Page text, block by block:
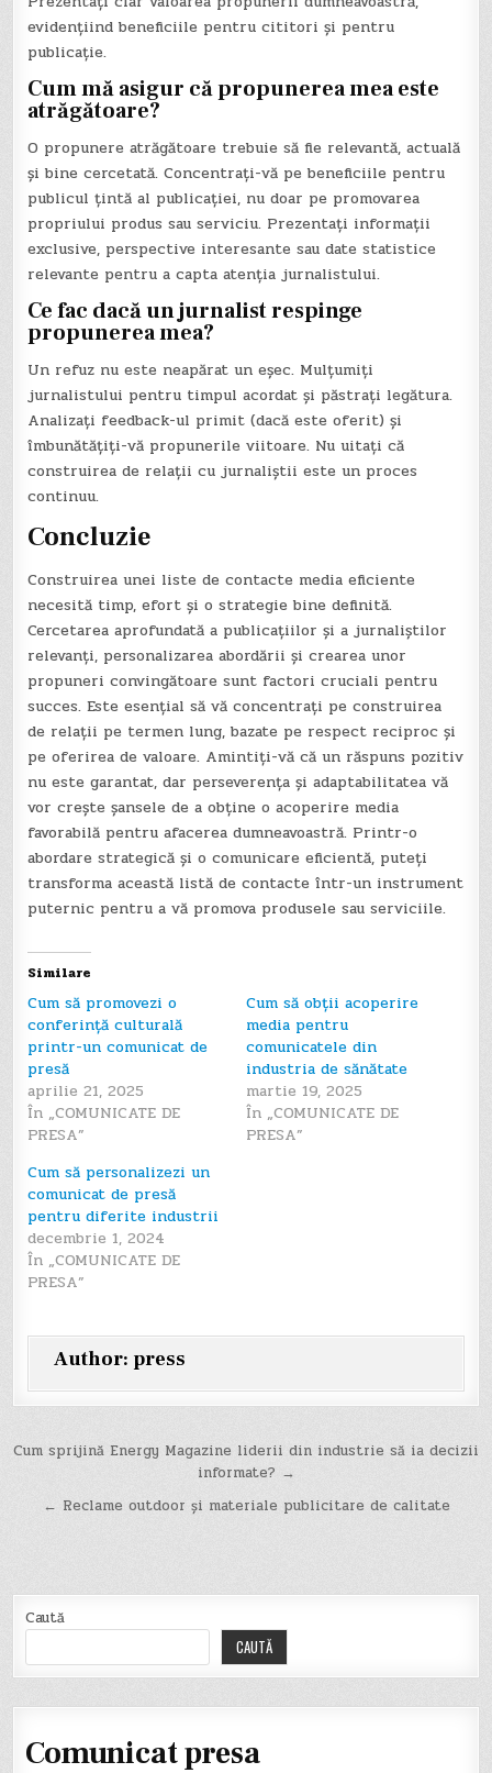
evidențiind beneficiile pentru cititori și pentru
publicație.
Cum mă asigur că propunerea mea este
atrăgătoare?
O propunere atrăgătoare trebuie să fie relevantă, actuală
și bine cercetată. Concentrați-vă pe beneficiile pentru
publicul țintă al publicației, nu doar pe promovarea
propriului produs sau serviciu. Prezentați informații
exclusive, perspective interesante sau date statistice
relevante pentru a capta atenția jurnalistului.
Ce fac dacă un jurnalist respinge
propunerea mea?
Un refuz nu este neapărat un eșec. Mulțumiți
jurnalistului pentru timpul acordat și păstrați legătura.
Analizați feedback-ul primit (dacă este oferit) și
îmbunătățiți-vă propunerile viitoare. Nu uitați că
construirea de relații cu jurnaliștii este un proces
continuu.
Concluzie
Construirea unei liste de contacte media eficiente
necesită timp, efort și o strategie bine definită.
Cercetarea aprofundată a publicațiilor și a jurnaliștilor
relevanți, personalizarea abordării și crearea unor
propuneri convingătoare sunt factori cruciali pentru
succes. Este esențial să vă concentrați pe construirea
de relații pe termen lung, bazate pe respect reciproc și
pe oferirea de valoare. Amintiți-vă că un răspuns pozitiv
nu este garantat, dar perseverența și adaptabilitatea vă
vor crește șansele de a obține o acoperire media
favorabilă pentru afacerea dumneavoastră. Printr-o
abordare strategică și o comunicare eficientă, puteți
transforma această listă de contacte într-un instrument
puternic pentru a vă promova produsele sau serviciile.
Similare
Cum să promovezi o
conferință culturală
printr-un comunicat de
presă
aprilie 21, 2025
În „COMUNICATE DE
PRESA”
Cum să obții acoperire
media pentru
comunicatele din
industria de sănătate
martie 19, 2025
În „COMUNICATE DE
PRESA”
Cum să personalizezi un
comunicat de presă
pentru diferite industrii
decembrie 1, 2024
În „COMUNICATE DE
PRESA”
Author: press
Navigare
articole
Cum sprijină Energy Magazine liderii din industrie să ia decizii
informate? →
← Reclame outdoor și materiale publicitare de calitate
Caută
CAUTĂ
Comunicat presa